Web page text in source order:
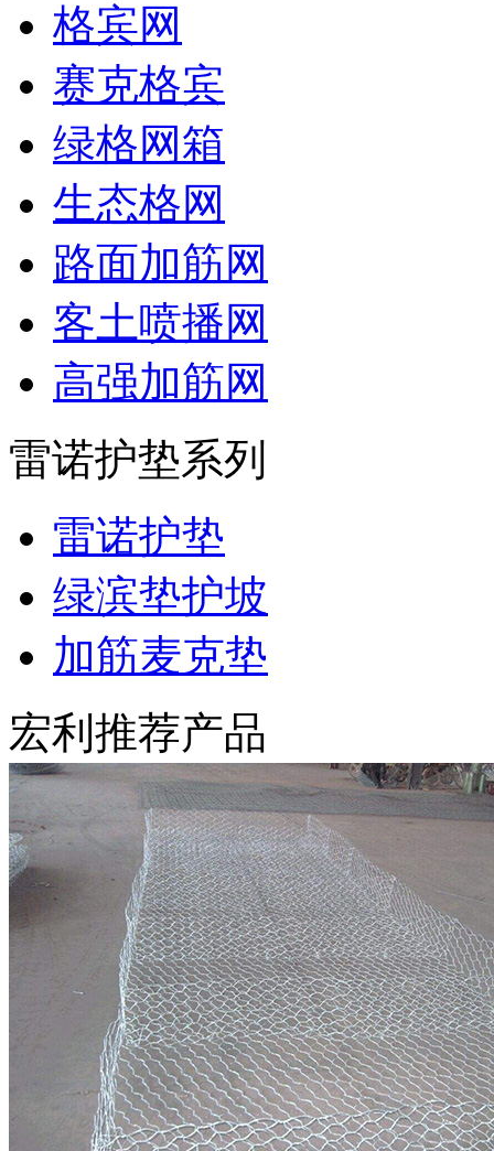
格宾网
赛克格宾
绿格网箱
生态格网
路面加筋网
客土喷播网
高强加筋网
雷诺护垫系列
雷诺护垫
绿滨垫护坡
加筋麦克垫
宏利推荐产品